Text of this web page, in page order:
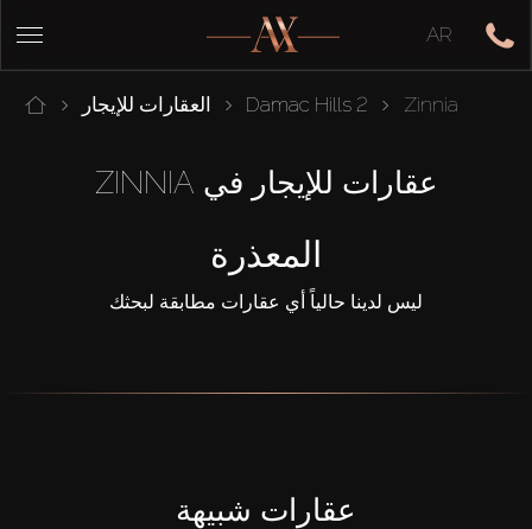
AR
العقارات للإيجار Damac Hills 2 Zinnia
عقارات للإيجار في ZINNIA
المعذرة
ليس لدينا حالياً أي عقارات مطابقة لبحثك
عقارات شبيهة